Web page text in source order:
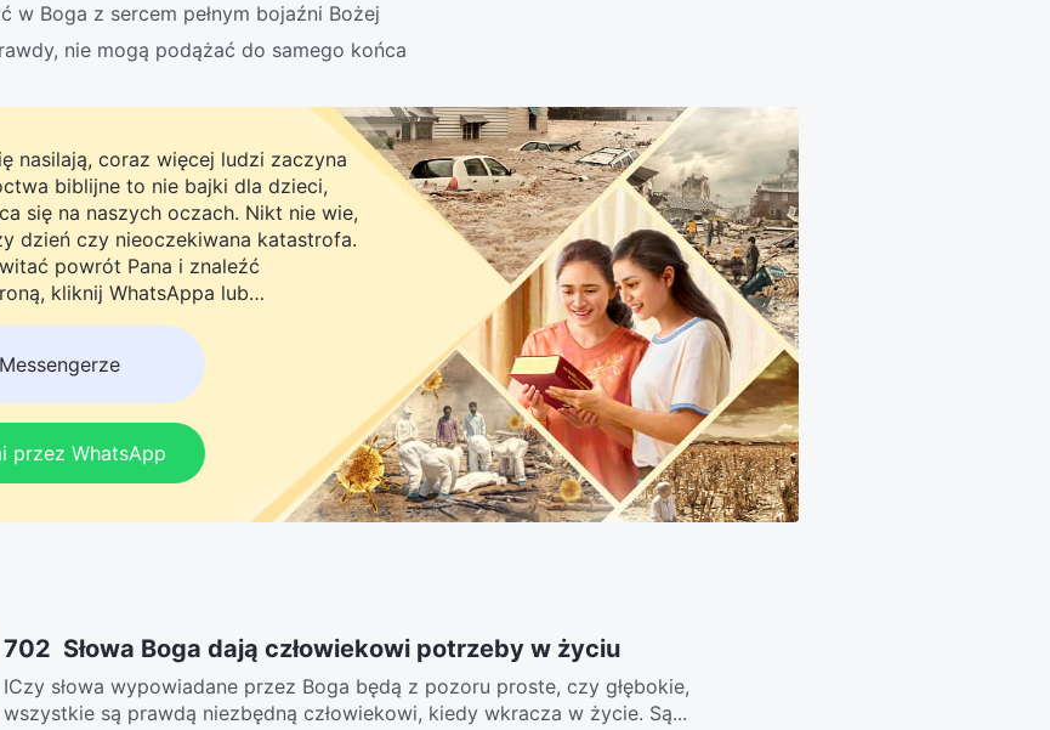
Boga z sercem pełnym bojaźni Bożej
nie mogą podążać do samego końca
nasilają, coraz więcej ludzi zaczyna
biblijne to nie bajki dla dzieci,
się na naszych oczach. Nikt nie wie,
dzień czy nieoczekiwana katastrofa.
powrót Pana i znaleźć
kliknij WhatsAppa lub
grupy studyjnej. Nie odkładaj
przez WhatsApp
702 Słowa Boga dają człowiekowi potrzeby w życiu
ⅠCzy słowa wypowiadane przez Boga będą z pozoru proste, czy głębokie,
wszystkie są prawdą niezbędną człowiekowi, kiedy wkracza w życie. Są...